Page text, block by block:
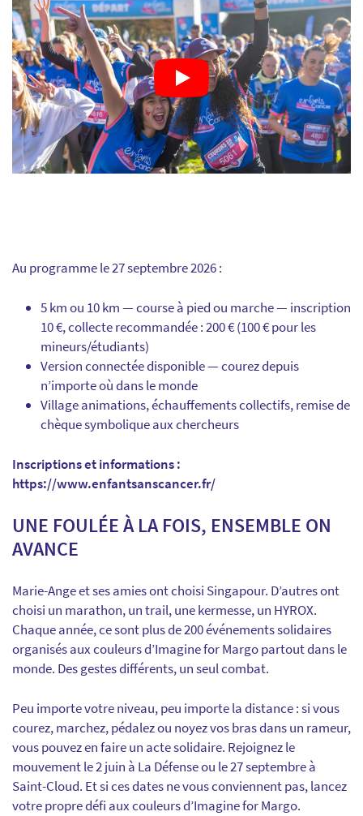
Au programme le 27 septembre 2026 :
5 km ou 10 km — course à pied ou marche — inscription
10 €, collecte recommandée : 200 € (100 € pour les
mineurs/étudiants)
Version connectée disponible — courez depuis
n’importe où dans le monde
Village animations, échauffements collectifs, remise de
chèque symbolique aux chercheurs
Inscriptions et informations :
https://www.enfantsanscancer.fr/
UNE FOULÉE À LA FOIS, ENSEMBLE ON
AVANCE
Marie-Ange et ses amies ont choisi Singapour. D’autres ont
choisi un marathon, un trail, une kermesse, un HYROX.
Chaque année, ce sont plus de 200 événements solidaires
organisés aux couleurs d’Imagine for Margo partout dans le
monde. Des gestes différents, un seul combat.
Peu importe votre niveau, peu importe la distance : si vous
courez, marchez, pédalez ou noyez vos bras dans un rameur,
vous pouvez en faire un acte solidaire. Rejoignez le
mouvement le 2 juin à La Défense ou le 27 septembre à
Saint-Cloud. Et si ces dates ne vous conviennent pas, lancez
votre propre défi aux couleurs d’Imagine for Margo.